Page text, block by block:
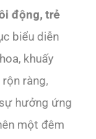
động, trẻ
biểu diễn
khuấy
ràng,
hưởng ứng
một đêm